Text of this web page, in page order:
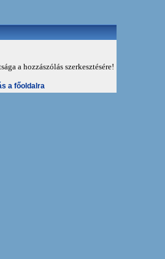
a hozzászólás szerkesztésére!
a főoldalra